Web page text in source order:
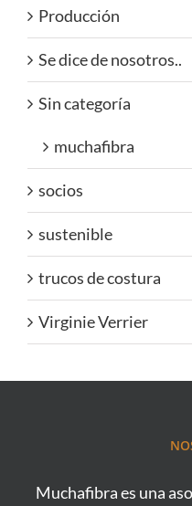
Producción
Se dice de nosotros..
Sin categoría
muchafibra
socios
sustenible
trucos de costura
Virginie Verrier
Muchafibra es una